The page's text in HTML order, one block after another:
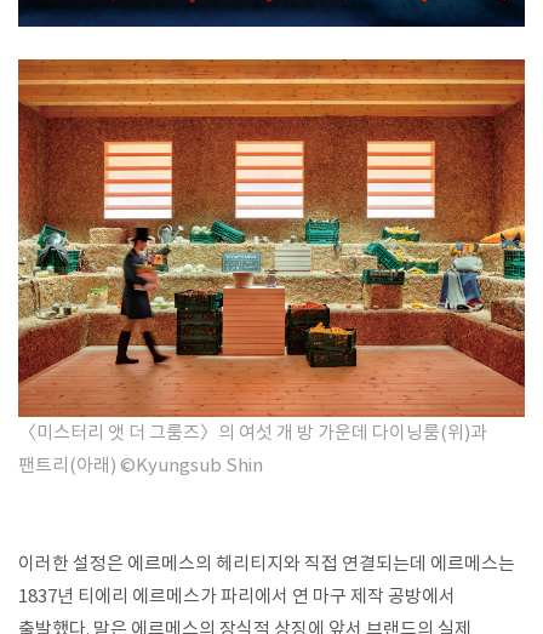
〈미스터리 앳 더 그룸즈〉의 여섯 개 방 가운데 다이닝룸(위)과
팬트리(아래) ©Kyungsub Shin
이러한 설정은 에르메스의 헤리티지와 직접 연결되는데 에르메스는
1837년 티에리 에르메스가 파리에서 연 마구 제작 공방에서